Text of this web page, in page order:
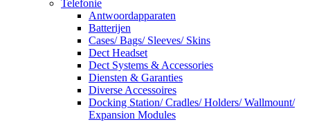
Telefonie
Antwoordapparaten
Batterijen
Cases/ Bags/ Sleeves/ Skins
Dect Headset
Dect Systems & Accessories
Diensten & Garanties
Diverse Accessoires
Docking Station/ Cradles/ Holders/ Wallmount/
Expansion Modules